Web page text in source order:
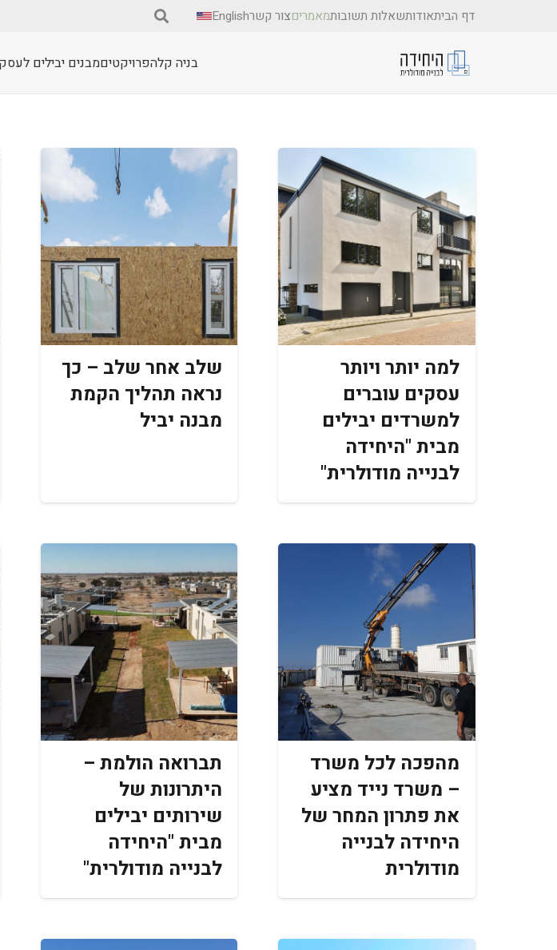
דף הביתאודותשאלות תשובותמאמריםצור קשרEnglish
בניה קלהפרויקטיםמבנים יבילים
למה יותר ויותר
עסקים עוברים
למשרדים יבילים
מבית "היחידה
לבנייה מודולרית"
שלב אחר שלב – כך
נראה תהליך הקמת
מבנה יביל
מהפכה לכל משרד
– משרד נייד מציע
את פתרון המחר של
היחידה לבנייה
מודולרית
תברואה הולמת –
היתרונות של
שירותים יבילים
מבית "היחידה
לבנייה מודולרית"